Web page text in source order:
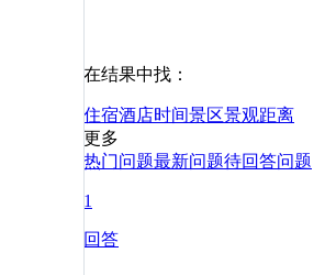
在结果中找：
住宿酒店时间景区景观距离
更多
热门问题最新问题待回答问题
1
回答